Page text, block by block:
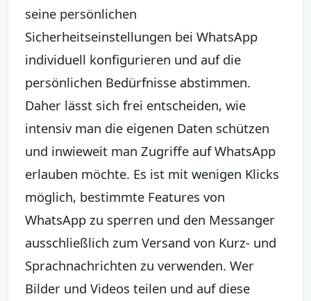
seine persönlichen
Sicherheitseinstellungen bei WhatsApp
individuell konfigurieren und auf die
persönlichen Bedürfnisse abstimmen.
Daher lässt sich frei entscheiden, wie
intensiv man die eigenen Daten schützen
und inwieweit man Zugriffe auf WhatsApp
erlauben möchte. Es ist mit wenigen Klicks
möglich, bestimmte Features von
WhatsApp zu sperren und den Messanger
ausschließlich zum Versand von Kurz- und
Sprachnachrichten zu verwenden. Wer
Bilder und Videos teilen und auf diese